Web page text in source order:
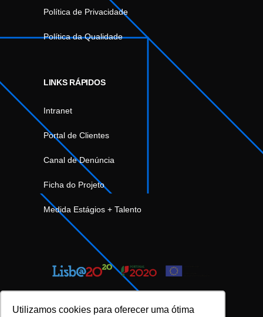
Utilizamos cookies para oferecer uma ótima
Política de Privacidade
Política da Qualidade
LINKS RÁPIDOS
Intranet
Portal de Clientes
Canal de Denúncia
Ficha do Projeto
Medida Estágios + Talento